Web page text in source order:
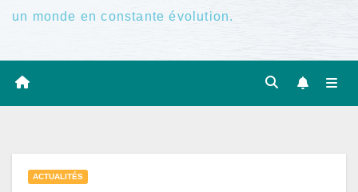
un monde en constante évolution.
ACTUALITÉS